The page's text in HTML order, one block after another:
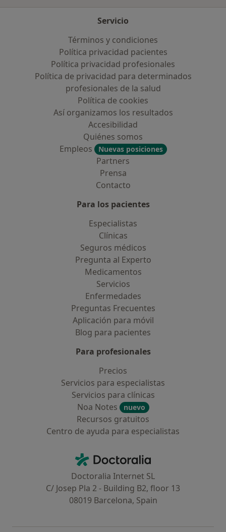
Servicio
Términos y condiciones
Política privacidad pacientes
Política privacidad profesionales
Política de privacidad para determinados
profesionales de la salud
Política de cookies
Así organizamos los resultados
Accesibilidad
Quiénes somos
Empleos
Nuevas posiciones
Partners
Prensa
Contacto
Para los pacientes
Especialistas
Clínicas
Seguros médicos
Pregunta al Experto
Medicamentos
Servicios
Enfermedades
Preguntas Frecuentes
Aplicación para móvil
Blog para pacientes
Para profesionales
Precios
Servicios para especialistas
Servicios para clínicas
Noa Notes
nuevo
Recursos gratuitos
Centro de ayuda para especialistas
Doctoralia - Página de inicio
Doctoralia Internet SL
C/ Josep Pla 2 - Building B2, floor 13
08019 Barcelona, Spain